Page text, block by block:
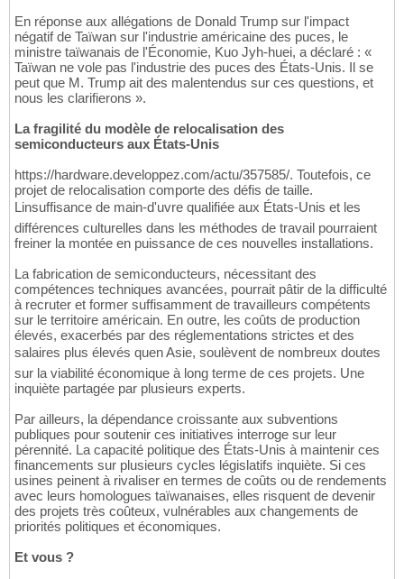
En réponse aux allégations de Donald Trump sur l'impact
négatif de Taïwan sur l'industrie américaine des puces, le
ministre taïwanais de l'Économie, Kuo Jyh-huei, a déclaré : «
Taïwan ne vole pas l'industrie des puces des États-Unis. Il se
peut que M. Trump ait des malentendus sur ces questions, et
nous les clarifierons ».
La fragilité du modèle de relocalisation des
semiconducteurs aux États-Unis
https://hardware.developpez.com/actu/357585/. Toutefois, ce
projet de relocalisation comporte des défis de taille.
Linsuffisance de main-d'uvre qualifiée aux États-Unis et les
différences culturelles dans les méthodes de travail pourraient
freiner la montée en puissance de ces nouvelles installations.
La fabrication de semiconducteurs, nécessitant des
compétences techniques avancées, pourrait pâtir de la difficulté
à recruter et former suffisamment de travailleurs compétents
sur le territoire américain. En outre, les coûts de production
élevés, exacerbés par des réglementations strictes et des
salaires plus élevés quen Asie, soulèvent de nombreux doutes
sur la viabilité économique à long terme de ces projets. Une
inquiète partagée par plusieurs experts.
Par ailleurs, la dépendance croissante aux subventions
publiques pour soutenir ces initiatives interroge sur leur
pérennité. La capacité politique des États-Unis à maintenir ces
financements sur plusieurs cycles législatifs inquiète. Si ces
usines peinent à rivaliser en termes de coûts ou de rendements
avec leurs homologues taïwanaises, elles risquent de devenir
des projets très coûteux, vulnérables aux changements de
priorités politiques et économiques.
Et vous ?